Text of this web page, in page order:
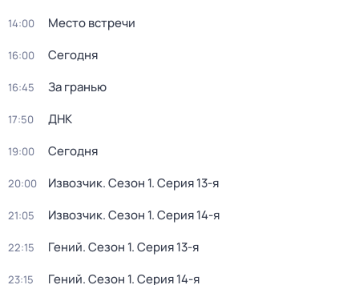
14:00 Место встречи
16:00 Сегодня
16:45 За гранью
17:50 ДНК
19:00 Сегодня
20:00 Извозчик. Сезон 1. Серия 13-я
21:05 Извозчик. Сезон 1. Серия 14-я
22:15 Гений. Сезон 1. Серия 13-я
23:15 Гений. Сезон 1. Серия 14-я